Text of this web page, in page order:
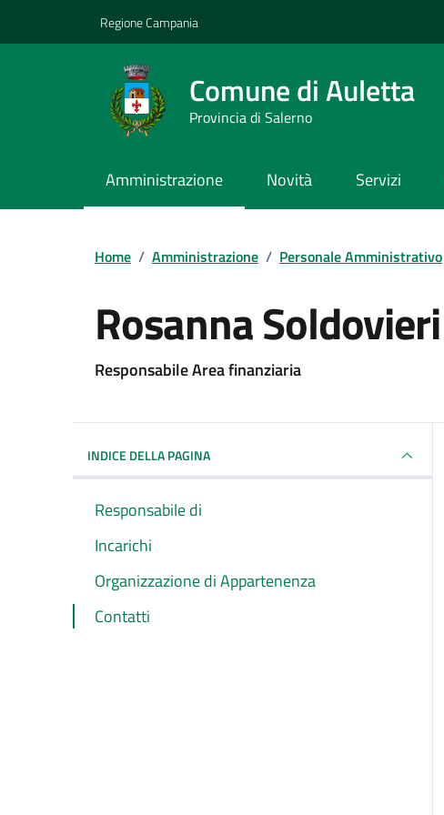
Regione Campania
Comune di Auletta
Provincia di Salerno
Amministrazione Novità Servizi
Home / Amministrazione / Personale Amministrativo
Rosanna Soldovieri
Responsabile Area finanziaria
INDICE DELLA PAGINA
Responsabile di
Incarichi
Organizzazione di Appartenenza
Contatti